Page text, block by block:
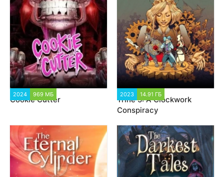
2024 969 МБ
Cookie Cutter
2023 14.91 ГБ
Trine 5: A Clockwork
Conspiracy